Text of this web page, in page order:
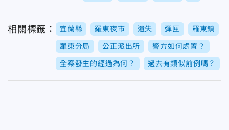
相關標籤： 宜蘭縣 羅東夜市 遺失 彈匣 羅東鎮
羅東分局 公正派出所 警方如何處置？
全案發生的經過為何？ 過去有類似前例嗎？